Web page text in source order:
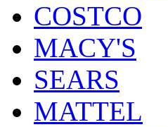
COSTCO
MACY'S
SEARS
MATTEL